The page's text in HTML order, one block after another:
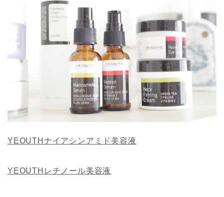
YEOUTHナイアシンアミド美容液
YEOUTHレチノール美容液